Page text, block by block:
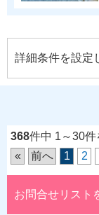
詳細条件を設定
368件中 1～30件
«
前へ 1 2
お問合せリスト